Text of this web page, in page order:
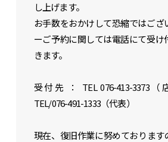
住宅事業「らしく、暮らす」
店舗事業「いちといち」
賃貸事業
リクルート
し上げます。
お手数をおかけして恐縮ではござ
ーご予約に関しては電話にて受け
きます。
受付先 ： TEL 076-413-3373（
TEL/076-491-1333（代表）
現在、復旧作業に努めております